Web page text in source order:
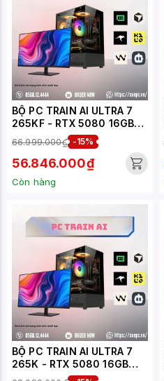
BỘ PC TRAIN AI ULTRA 7
265KF - RTX 5080 16GB
(XUEPC172-TA)
66.999.000₫ -15%
56.846.000₫
Còn hàng
BỘ PC TRAIN AI ULTRA 7
265K - RTX 5080 16GB
(XUEPC312-TA)